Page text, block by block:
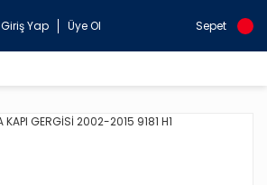
Giriş Yap Üye Ol Sepet